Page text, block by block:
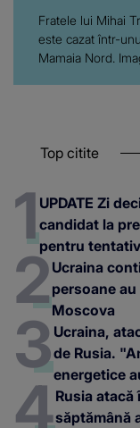
Fratele lui Mihai
este cazat într-
Mamaia Nord.
Top citite
UPDATE Zi
candidat la
pentru
Ucraina
persoane
Moscova
Ucraina,
de Rusia.
energetice
Rusia
săptămână